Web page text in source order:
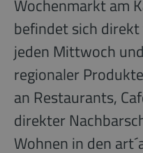
Wochenmarkt am
befindet sich
jeden Mittwoch
regionaler
an Restaurants,
direkter
Wohnen in den